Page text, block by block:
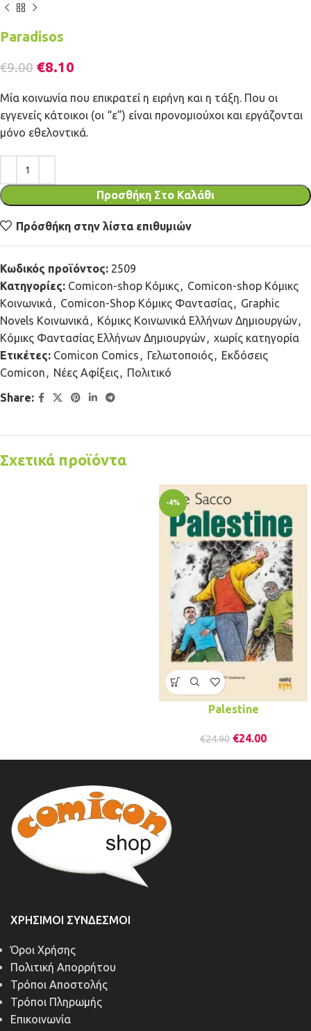
Paradisos
€9.00 €8.10
Μία κοινωνία που επικρατεί η ειρήνη και η τάξη. Που οι
εγγενείς κάτοικοι (oι “ε”) είναι προνομιούχοι και εργάζονται
μόνο εθελοντικά.
Προσθήκη Στο Καλάθι
Πρόσθήκη στην λίστα επιθυμιών
Κωδικός προϊόντος: 2509
Κατηγορίες: Comicon-shop Κόμικς, Comicon-shop Κόμικς
Κοινωνικά, Comicon-Shop Κόμικς Φαντασίας, Graphic
Novels Κοινωνικά, Κόμικς Κοινωνικά Ελλήνων Δημιουργών,
Κόμικς Φαντασίας Ελλήνων Δημιουργών, χωρίς κατηγορία
Ετικέτες: Comicon Comics , Γελωτοποιός, Εκδόσεις
Comicon , Νέες Αφίξεις, Πολιτικό
Share:
Σχετικά προϊόντα
-4%
Palestine
€24.90 €24.00
ΧΡΉΣΙΜΟΙ ΣΎΝΔΕΣΜΟΙ
Όροι Χρήσης
Πολιτική Απορρήτου
Τρόποι Αποστολής
Τρόποι Πληρωμής
Επικοινωνία